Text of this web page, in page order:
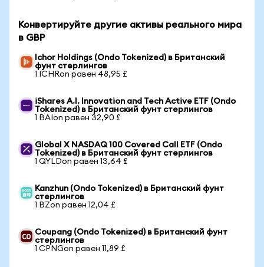
Конвертируйте другие активы реального мира
в GBP
Ichor Holdings (Ondo Tokenized) в Британский
фунт стерлингов
1 ICHRon равен 48,95 £
iShares A.I. Innovation and Tech Active ETF (Ondo
Tokenized) в Британский фунт стерлингов
1 BAIon равен 32,90 £
Global X NASDAQ 100 Covered Call ETF (Ondo
Tokenized) в Британский фунт стерлингов
1 QYLDon равен 13,64 £
Kanzhun (Ondo Tokenized) в Британский фунт
стерлингов
1 BZon равен 12,04 £
Coupang (Ondo Tokenized) в Британский фунт
стерлингов
1 CPNGon равен 11,89 £